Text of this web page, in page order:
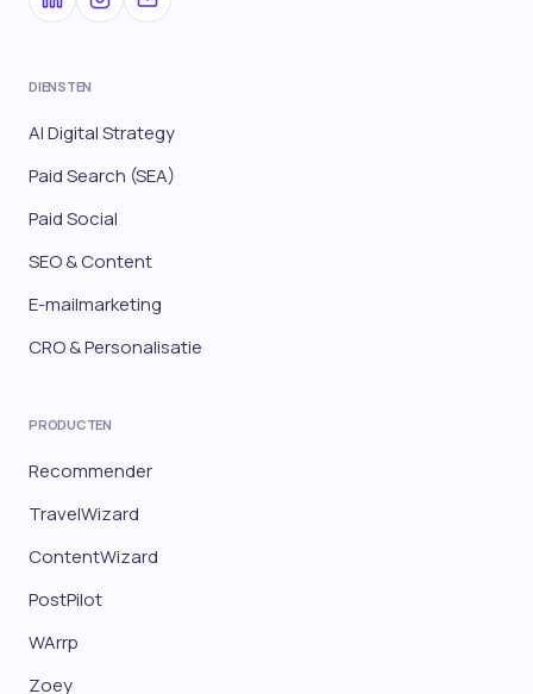
DIENSTEN
AI Digital Strategy
Paid Search (SEA)
Paid Social
SEO & Content
E-mailmarketing
CRO & Personalisatie
PRODUCTEN
Recommender
TravelWizard
ContentWizard
PostPilot
WArrp
Zoey